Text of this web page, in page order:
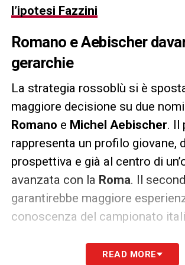
l’ipotesi Fazzini
Romano e Aebischer
gerarchie
La strategia rossoblù si è
maggiore decisione su due
Romano e Michel Aebischer. Il
rappresenta un profilo giovane,
prospettiva e già al centro di
avanzata con la Roma. Il
garantirebbe maggiore
conoscenza del campionato
Questa doppia direzione ha
READ MORE